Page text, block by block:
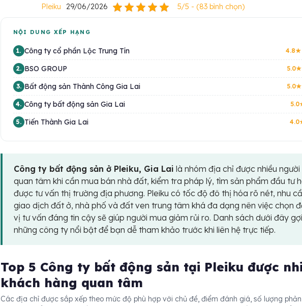
Pleiku 29/06/2026 5/5 - (83 bình chọn)
NỘI DUNG XẾP HẠNG
1. Công ty cổ phần Lộc Trung Tín 4.8★
2. BSO GROUP 5.0★
3. Bất động sản Thành Công Gia Lai 5.0★
4. Công ty bất động sản Gia Lai
5. Tiến Thành Gia Lai
Công ty bất động sản ở Pleiku, Gia Lai là nhóm địa chỉ được nhiều người
quan tâm khi cần mua bán nhà đất, kiểm tra pháp lý, tìm sản phẩm đầu tư
được tư vấn thị trường địa phương. Pleiku có tốc độ đô thị hóa rõ nét, nhu
giao dịch đất ở, nhà phố và đất ven trung tâm khá đa dạng nên việc chọn
vị tư vấn đáng tin cậy sẽ giúp người mua giảm rủi ro. Danh sách dưới đây
những công ty nổi bật để bạn dễ tham khảo trước khi liên hệ trực tiếp.
Top 5 Công ty bất động sản tại Pleiku được
khách hàng quan tâm
Các địa chỉ được sắp xếp theo mức độ phù hợp với chủ đề, điểm đánh giá, số lượng